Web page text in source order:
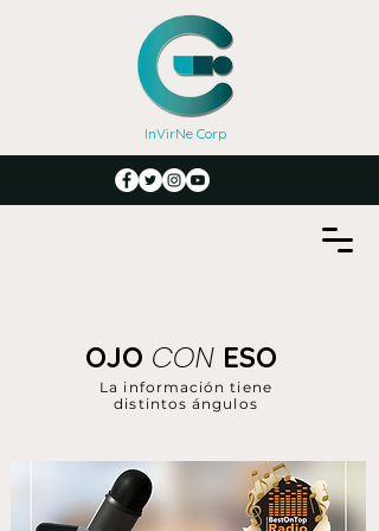
InVirNe Corp
La información tiene
distintos ángulos
OJO CON ESO